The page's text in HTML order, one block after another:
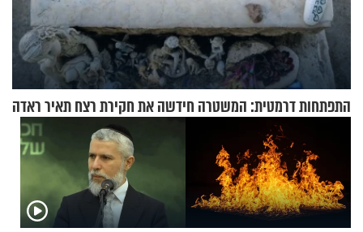
התפתחות דרמטית: המשטרה חידשה את חקירת רצח תאיר ראדה